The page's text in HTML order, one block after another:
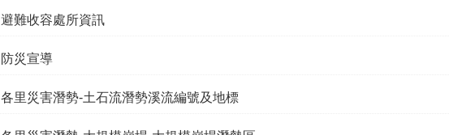
避難收容處所資訊
防災宣導
各里災害潛勢-土石流潛勢溪流編號及地標